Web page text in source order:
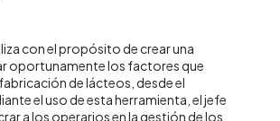
con el propósito de crear una
oportunamente los factores que
de lácteos, desde el
el uso de esta herramienta, el jefe
a los operarios en la gestión de los